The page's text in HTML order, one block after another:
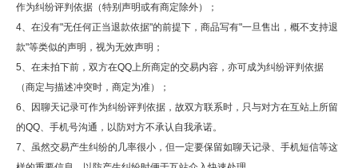
作为纠纷评判依据（特别声明或有商定除外）；
4、在没有"无任何正当退款依据"的前提下，商品写有"一旦售出，概不支持退
款"等类似的声明，视为无效声明；
5、在未拍下前，双方在QQ上所商定的交易内容，亦可成为纠纷评判依据
（商定与描述冲突时，商定为准）；
6、因聊天记录可作为纠纷评判依据，故双方联系时，只与对方在互站上所留
的QQ、手机号沟通，以防对方不承认自我承诺。
7、虽然交易产生纠纷的几率很小，但一定要保留如聊天记录、手机短信等这